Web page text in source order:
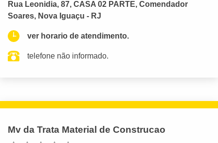
Rua Leonidia, 87, CASA 02 PARTE, Comendador
Soares, Nova Iguaçu - RJ
ver horario de atendimento.
telefone não informado.
Mv da Trata Material de Construcao